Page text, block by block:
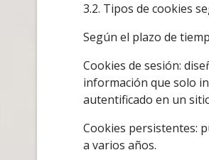
3.2. Tipos de cookies
Según el plazo de
Cookies de sesión:
información que solo
autentificado en un
Cookies persistentes:
a varios años.